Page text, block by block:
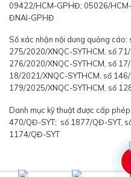
09422/HCM-GPHĐ; 05026/
ĐNAI-GPHĐ
Số xác nhận nội dung quảng
275/2020/XNQC-SYTHCM, số
276/2020/XNQC-SYTHCM, số
18/2021/XNQC-SYTHCM, số
179/2025/XNQC-SYTHCM, số
Danh mục kỹ thuật được cấp
470/QĐ-SYT; số 1877/QĐ-SYT,
1174/QĐ-SYT